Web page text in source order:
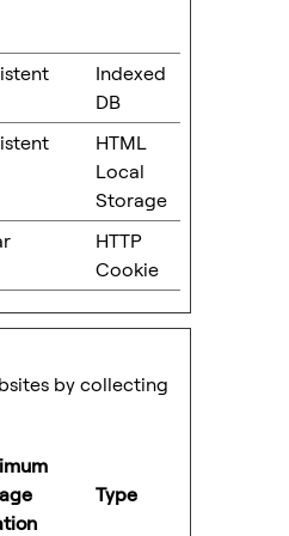
Indexed
DB
HTML
Local
Storage
HTTP
Cookie
by collecting
Type